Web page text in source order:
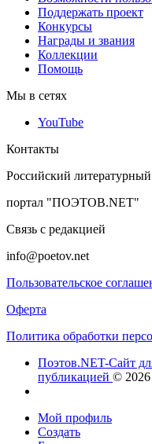
Поддержать проект
Конкурсы
Награды и звания
Коллекции
Помощь
Мы в сетях
YouTube
Контакты
Российский литературный
портал "ПОЭТОВ.NET"
Связь с редакцией
info@poetov.net
Пользовательское
Оферта
Политика обработки
Поэтов.NET-Сайт
публикацией © 2026
Мой профиль
Создать